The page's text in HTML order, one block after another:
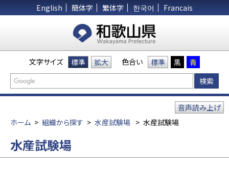
English 簡体字 繁体字 한국어 Francais
文字サイズ 標準 拡大 色合い 標準 黒 青
ホーム > 組織から探す > 水産試験場 > 水産試験場
音声読み上げ
水産試験場